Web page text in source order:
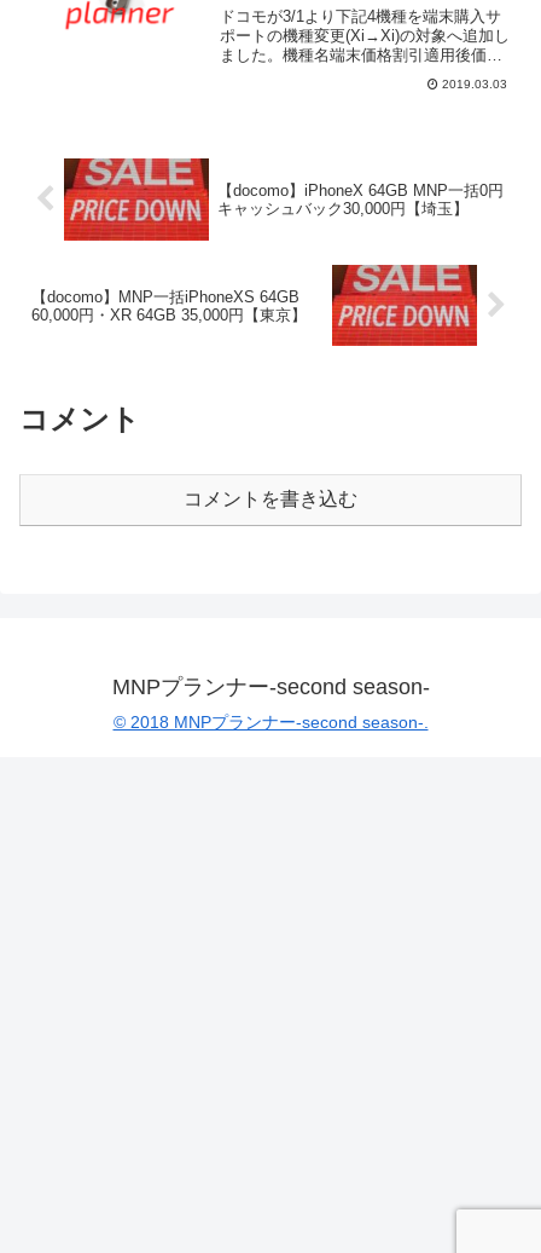
購入サポートへ追加、V30+ L-
01Kは一括648円に値下げ。
ドコモが3/1より下記4機種を端末購入サ
ポートの機種変更(Xi→Xi)の対象へ追加し
ました。機種名端末価格割引適用後価格
398,49627,21662,000Google Pixel 3
2019.03.03
【docomo】iPhoneX 64GB MNP一括0円
キャッシュバック30,000円【埼玉】
【docomo】MNP一括iPhoneXS 64GB
60,000円・XR 64GB 35,000円【東京】
コメント
コメントを書き込む
MNPプランナー-second season-
© 2018 MNPプランナー-second season-.